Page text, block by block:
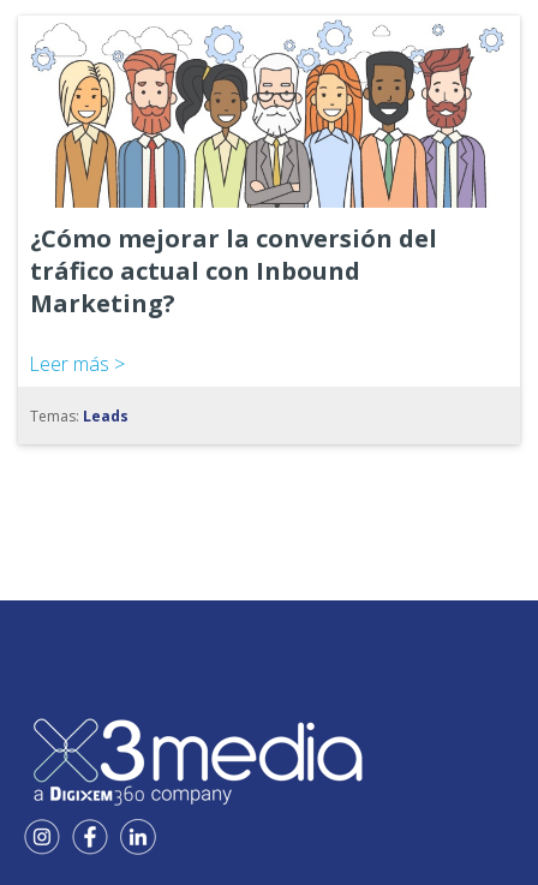
¿Cómo mejorar la conversión del
tráfico actual con Inbound
Marketing?
Leer más >
Temas: Leads